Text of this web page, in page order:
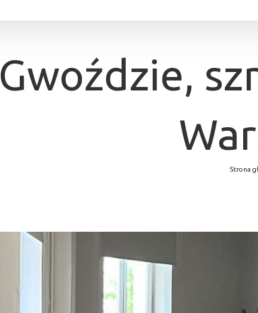
Gwoździe,
Strona